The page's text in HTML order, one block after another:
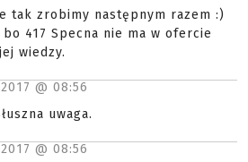
tak zrobimy następnym razem :)
417 Specna nie ma w ofercie
wiedzy.
@ 08:56
uwaga.
@ 08:56